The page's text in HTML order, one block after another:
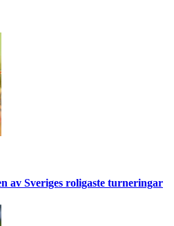
av Sveriges roligaste turneringar